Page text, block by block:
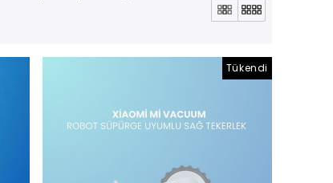
Tükendi